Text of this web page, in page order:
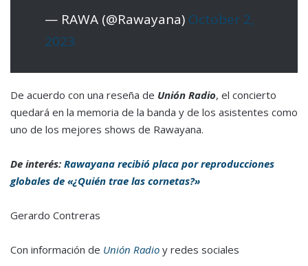
— RAWA (@Rawayana) October 2,
2023
De acuerdo con una reseña de Unión Radio, el concierto
quedará en la memoria de la banda y de los asistentes como
uno de los mejores shows de Rawayana.
De interés: Rawayana recibió placa por reproducciones
globales de «¿Quién trae las cornetas?»
Gerardo Contreras
Con información de Unión Radio y redes sociales